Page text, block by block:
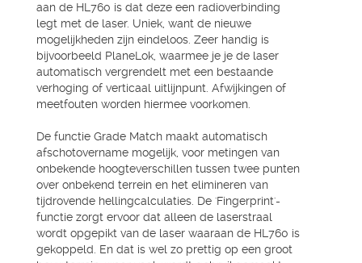
aan de HL760 is dat deze een radioverbinding
legt met de laser. Uniek, want de nieuwe
mogelijkheden zijn eindeloos. Zeer handig is
bijvoorbeeld PlaneLok, waarmee je je de laser
automatisch vergrendelt met een bestaande
verhoging of verticaal uitlijnpunt. Afwijkingen of
meetfouten worden hiermee voorkomen.
De functie Grade Match maakt automatisch
afschotovername mogelijk, voor metingen van
onbekende hoogteverschillen tussen twee punten
over onbekend terrein en het elimineren van
tijdrovende hellingcalculaties. De 'Fingerprint'-
functie zorgt ervoor dat alleen de laserstraal
wordt opgepikt van de laser waaraan de HL760 is
gekoppeld. En dat is wel zo prettig op een groot